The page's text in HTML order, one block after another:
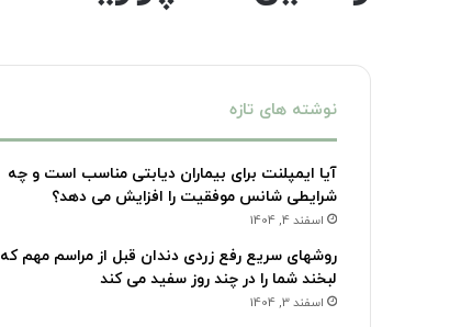
نوشته های تازه
آیا ایمپلنت برای بیماران دیابتی مناسب است و چه
شرایطی شانس موفقیت را افزایش می دهد؟
اسفند 4, 1404
روشهای سریع رفع زردی دندان قبل از مراسم مهم که
لبخند شما را در چند روز سفید می کند
اسفند 3, 1404